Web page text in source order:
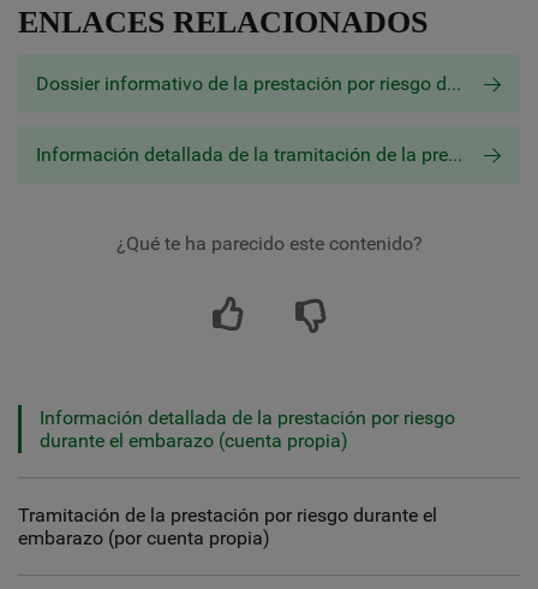
ENLACES RELACIONADOS
Dossier informativo de la prestación por riesgo durante el embarazo [PDF]
Información detallada de la tramitación de la prestación por riesgo durante el embarazo
¿Qué te ha parecido este contenido?
Información detallada de la prestación por riesgo
durante el embarazo (cuenta propia)
Tramitación de la prestación por riesgo durante el
embarazo (por cuenta propia)